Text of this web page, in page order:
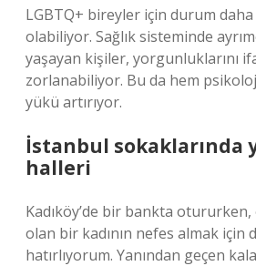
LGBTQ+ bireyler için durum daha
olabiliyor. Sağlık sisteminde
yaşayan kişiler, yorgunluklarını
zorlanabiliyor. Bu da hem
yükü artırıyor.
İstanbul sokaklarında
halleri
Kadıköy’de bir bankta
olan bir kadının nefes almak için
hatırlıyorum. Yanından geçen